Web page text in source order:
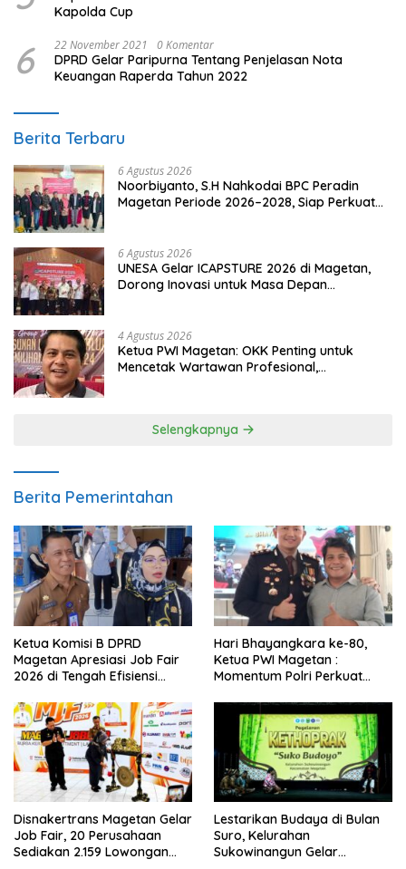
Kapolda Cup
6 22 November 2021 0 Komentar
DPRD Gelar Paripurna Tentang Penjelasan Nota
Keuangan Raperda Tahun 2022
Berita Terbaru
6 Agustus 2026
Noorbiyanto, S.H Nahkodai BPC Peradin
Magetan Periode 2026–2028, Siap Perkuat
6 Agustus 2026
UNESA Gelar ICAPSTURE 2026 di Magetan,
Dorong Inovasi untuk Masa Depan
4 Agustus 2026
Ketua PWI Magetan: OKK Penting untuk
Mencetak Wartawan Profesional,
Selengkapnya
Berita Pemerintahan
Ketua Komisi B DPRD
Magetan Apresiasi Job Fair
2026 di Tengah Efisiensi
Hari Bhayangkara ke-80,
Ketua PWI Magetan :
Momentum Polri Perkuat
Disnakertrans Magetan Gelar
Job Fair, 20 Perusahaan
Sediakan 2.159 Lowongan
Lestarikan Budaya di Bulan
Suro, Kelurahan
Sukowinangun Gelar